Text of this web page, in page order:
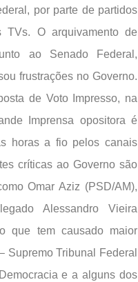
por parte de partidos
TVs. O arquivamento de
ao Senado Federal,
frustrações no Governo.
de Voto Impresso, na
Imprensa opositora é
horas a fio pelos canais
críticas ao Governo são
Omar Aziz (PSD/AM),
Alessandro Vieira
que tem causado maior
Supremo Tribunal Federal
e a alguns dos